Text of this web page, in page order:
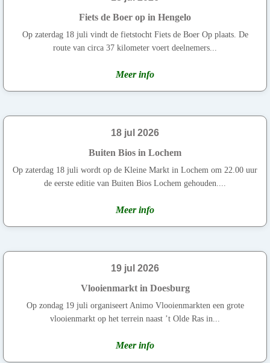
Fiets de Boer op in Hengelo
Op zaterdag 18 juli vindt de fietstocht Fiets de Boer Op plaats. De
route van circa 37 kilometer voert deelnemers...
Meer info
18 jul 2026
Buiten Bios in Lochem
Op zaterdag 18 juli wordt op de Kleine Markt in Lochem om 22.00 uur
de eerste editie van Buiten Bios Lochem gehouden....
Meer info
19 jul 2026
Vlooienmarkt in Doesburg
Op zondag 19 juli organiseert Animo Vlooienmarkten een grote
vlooienmarkt op het terrein naast ’t Olde Ras in...
Meer info